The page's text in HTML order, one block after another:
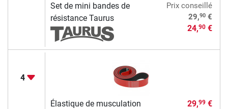
Set de mini bandes de
résistance Taurus
Prix conseillé
29,90€
24,90€
4
Élastique de musculation
29,99€